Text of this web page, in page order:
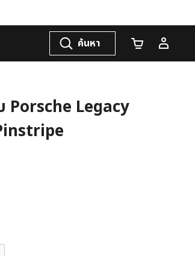
ค้นหา จำนวนรถเข็น
Porsche Legacy
าลดลงจาก